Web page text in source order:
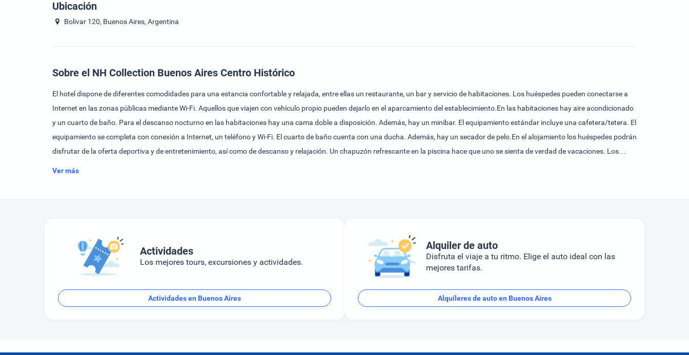
Ubicación
Bolivar 120, Buenos Aires, Argentina
Sobre el NH Collection Buenos Aires Centro Histórico
El hotel dispone de diferentes comodidades para una estancia confortable y relajada, entre ellas un restaurante, un bar y servicio de habitaciones. Los huéspedes pueden conectarse a
Internet en las zonas públicas mediante Wi-Fi. Aquellos que viajen con vehículo propio pueden dejarlo en el aparcamiento del establecimiento.En las habitaciones hay aire acondicionado
y un cuarto de baño. Para el descanso nocturno en las habitaciones hay una cama doble a disposición. Además, hay un minibar. El equipamiento estándar incluye una cafetera/tetera. El
equipamiento se completa con conexión a Internet, un teléfono y Wi-Fi. El cuarto de baño cuenta con una ducha. Además, hay un secador de pelo.En el alojamiento los huéspedes podrán
disfrutar de la oferta deportiva y de entretenimiento, así como de descanso y relajación. Un chapuzón refrescante en la piscina hace que uno se sienta de verdad de vacaciones. Los
Ver más
Actividades
Los mejores tours, excursiones y actividades.
Actividades en Buenos Aires
Alquiler de auto
Disfruta el viaje a tu ritmo. Elige el auto ideal con las
mejores tarifas.
Alquileres de auto en Buenos Aires